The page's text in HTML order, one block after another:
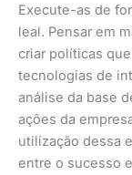
Execute-as de
leal. Pensar em
criar políticas
tecnologias de
análise da base
ações da
utilização dessa
entre o sucesso